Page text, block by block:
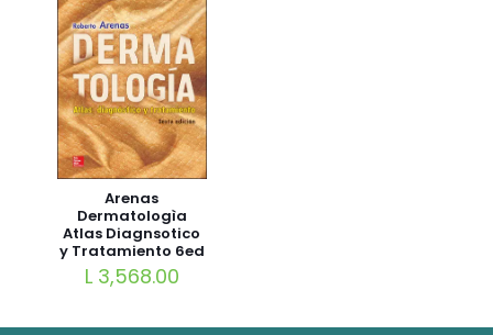
Arenas
Dermatologìa
Atlas Diagnsotico
y Tratamiento 6ed
L3,568.00